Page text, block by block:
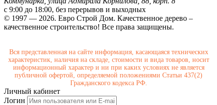
с 9:00 до 18:00, без перерывов и выходных
© 1997 — 2026. Евро Строй Дом. Качественное дерево –
качественное строительство! Все права защищены.
Вся представленная на сайте информация, касающаяся технических
характеристик, наличия на складе, стоимости и вида товаров, носит
информационный характер и ни при каких условиях не является
публичной офертой, определяемой положениями Статьи 437(2)
Гражданского кодекса РФ.
Личный кабинет
Логин